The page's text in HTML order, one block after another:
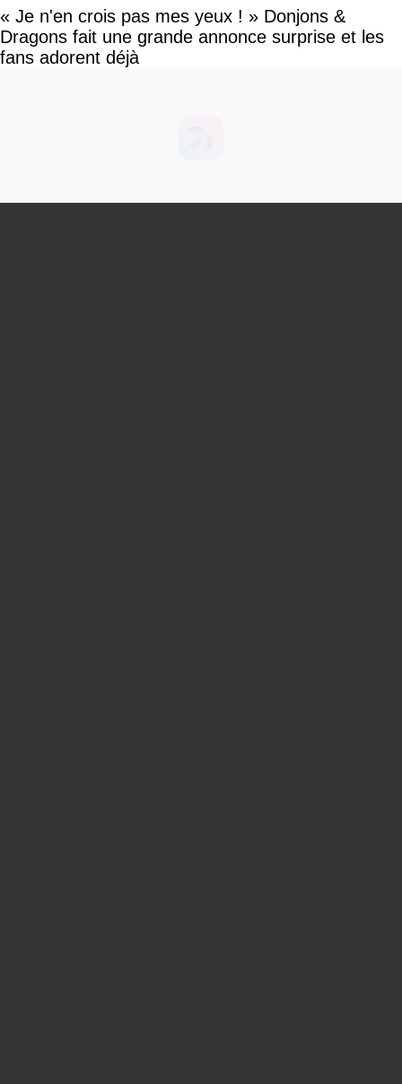
« Je n'en crois pas mes yeux ! » Donjons &
Dragons fait une grande annonce surprise et les
fans adorent déjà